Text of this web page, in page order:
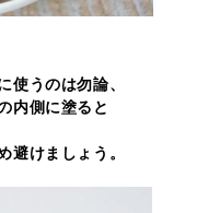
使うのは勿論、
内側に塗ると
避けましょう。